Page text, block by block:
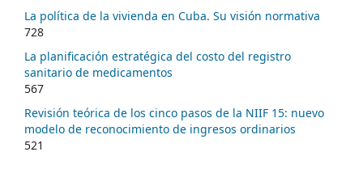
La política de la vivienda en Cuba. Su visión normativa
728
La planificación estratégica del costo del registro
sanitario de medicamentos
567
Revisión teórica de los cinco pasos de la NIIF 15: nuevo
modelo de reconocimiento de ingresos ordinarios
521